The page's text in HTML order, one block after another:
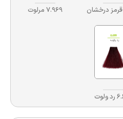
7.969 مرلوت